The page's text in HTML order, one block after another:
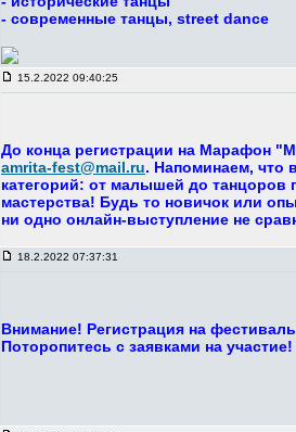
- современные танцы, street dance
15.2.2022 09:40:25
До конца регистрации на Марафон
amrita-fest@mail.ru. Напоминаем, что
категорий: от малышей до танцоров
мастерства! Будь то новичок или
ни одно онлайн-выступление не
18.2.2022 07:37:31
Внимание! Регистрация на
Поторопитесь с заявками на участие!